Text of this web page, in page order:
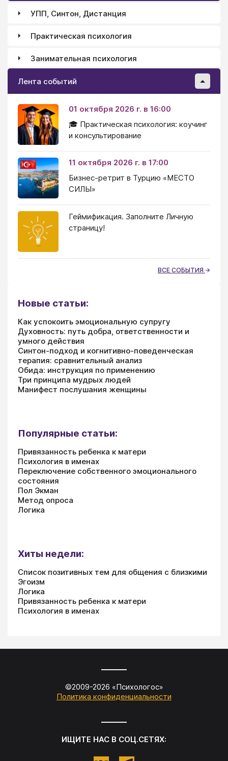
УПП, Синтон, Дистанция
Практическая психология
Занимательная психология
Лента событий
01 октября 2026 г. в 16:00
🎓 Практическая психология: коучинг
и консультирование
11 октября 2026 г. в 17:00
Бизнес-ретрит в Турцию «МЕСТО
СИЛЫ»
Геймификация. Заполните Личную
страницу!
ВСЕ СОБЫТИЯ
Новые статьи:
Как успокоить эмоциональную супругу
Духовность: путь добра, ответственности и
умного действия
Синтон-подход и когнитивно-поведенческая
терапия: сравнительный анализ
Обида: инструкция по применению
Три принципа мудрых людей
Манифест послушания женщины
Популярные статьи:
Привязанность ребенка к матери
Психология в именах
Переключение собственного эмоционального
состояния
Пол Экман
Метод опроса
Логика
Хиты недели:
Список позитивных тем для общения с близкими
Эгоизм
Логика
Привязанность ребенка к матери
Психология в именах
©2009-2026 «Психологос»
Политика конфиденциальности
ИЩИТЕ НАС В СОЦ.СЕТЯХ: